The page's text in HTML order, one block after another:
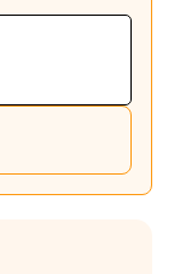
till din
med
(17mm hylsa
kan vi matcha
du som förare
om lufttryck
däck håller rätt
TPMS dig
på lufttrycket i